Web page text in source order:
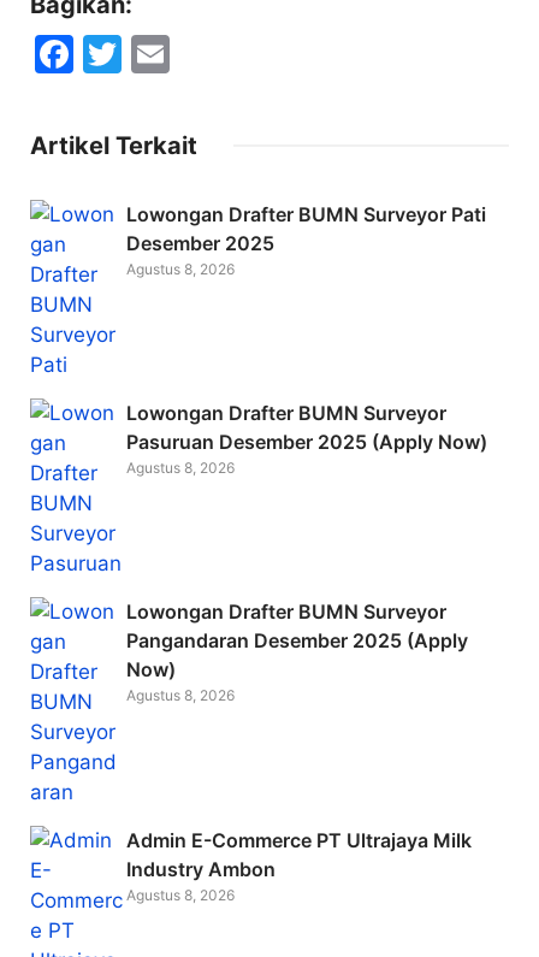
F
c
e
b
o
k
T
itt
er
ai
l
Artikel Terkait
Lowongan Drafter BUMN Surveyor Pati
Desember 2025
Agustus 8, 2026
Lowongan Drafter BUMN Surveyor
Pasuruan Desember 2025 (Apply Now)
Agustus 8, 2026
Lowongan Drafter BUMN Surveyor
Pangandaran Desember 2025 (Apply
Now)
Agustus 8, 2026
Admin E-Commerce PT Ultrajaya Milk
Industry Ambon
Agustus 8, 2026